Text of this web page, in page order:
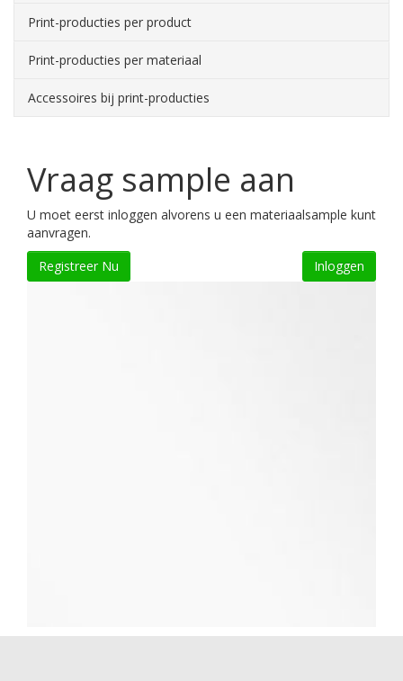
Print-producties per product
Print-producties per materiaal
Accessoires bij print-producties
Vraag sample aan
U moet eerst inloggen alvorens u een materiaalsample kunt
aanvragen.